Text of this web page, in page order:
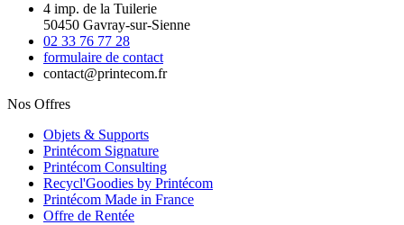
4 imp. de la Tuilerie
50450 Gavray-sur-Sienne
02 33 76 77 28
formulaire de contact
contact@printecom.fr
Nos Offres
Objets & Supports
Printécom Signature
Printécom Consulting
Recycl'Goodies by Printécom
Printécom Made in France
Offre de Rentée